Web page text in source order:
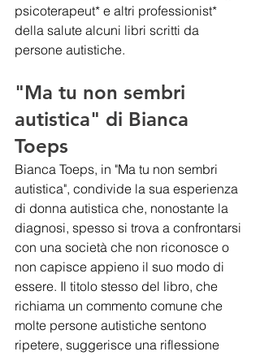
psicoterapeut* e altri professionist*
della salute alcuni libri scritti da
persone autistiche.
"Ma tu non sembri
autistica" di Bianca
Toeps
Bianca Toeps, in "Ma tu non sembri
autistica", condivide la sua esperienza
di donna autistica che, nonostante la
diagnosi, spesso si trova a confrontarsi
con una società che non riconosce o
non capisce appieno il suo modo di
essere. Il titolo stesso del libro, che
richiama un commento comune che
molte persone autistiche sentono
ripetere, suggerisce una riflessione